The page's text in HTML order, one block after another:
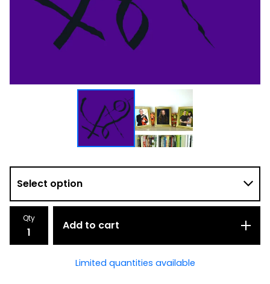
Qty
Add to cart
Limited quantities available